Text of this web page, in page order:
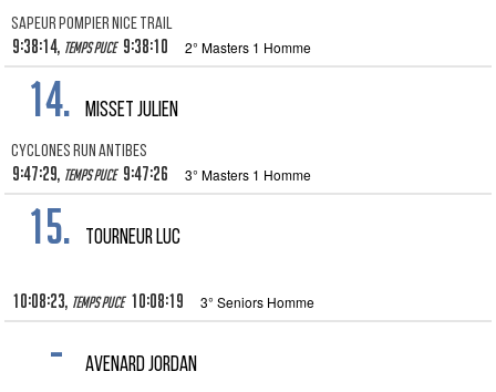
Sapeur Pompier Nice trail
9:38:14, Temps puce 9:38:10 2° Masters 1 Homme
14. MISSET JULIEN
Cyclones Run Antibes
9:47:29, Temps puce 9:47:26 3° Masters 1 Homme
15. TOURNEUR LUC
10:08:23, Temps puce 10:08:19 3° Seniors Homme
- AVENARD JORDAN